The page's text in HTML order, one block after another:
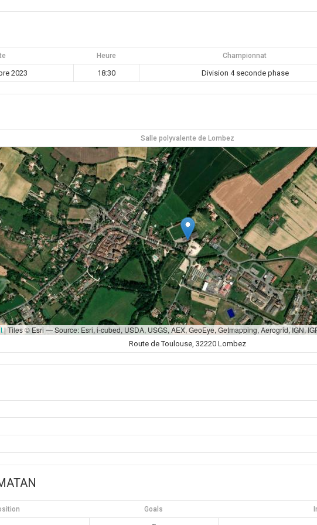
Heure Championnat
2023 18:30 Division 4 seconde phase
Salle polyvalente de Lombez
|Tiles © Esri — Source: Esri, i-cubed, USDA, USGS, AEX, GeoEye, Getmapping, Aerogrid, IGN,
Route de Toulouse, 32220 Lombez
Goals